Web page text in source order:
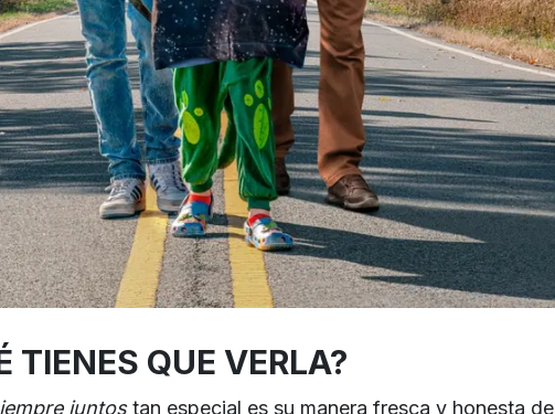
TIENES QUE VERLA?
juntostan especial es su manera fresca y honesta de